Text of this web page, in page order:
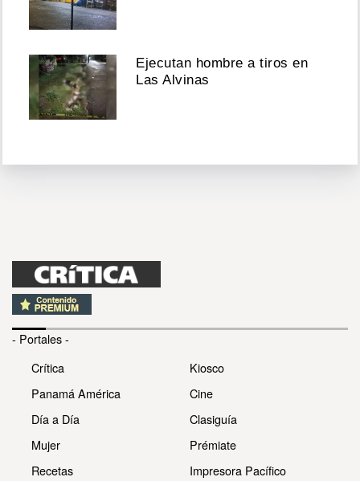
Ejecutan hombre a tiros en
Las Alvinas
- Portales -
Crítica
Panamá América
Día a Día
Mujer
Recetas
Kiosco
Cine
Clasiguía
Prémiate
Impresora Pacífico